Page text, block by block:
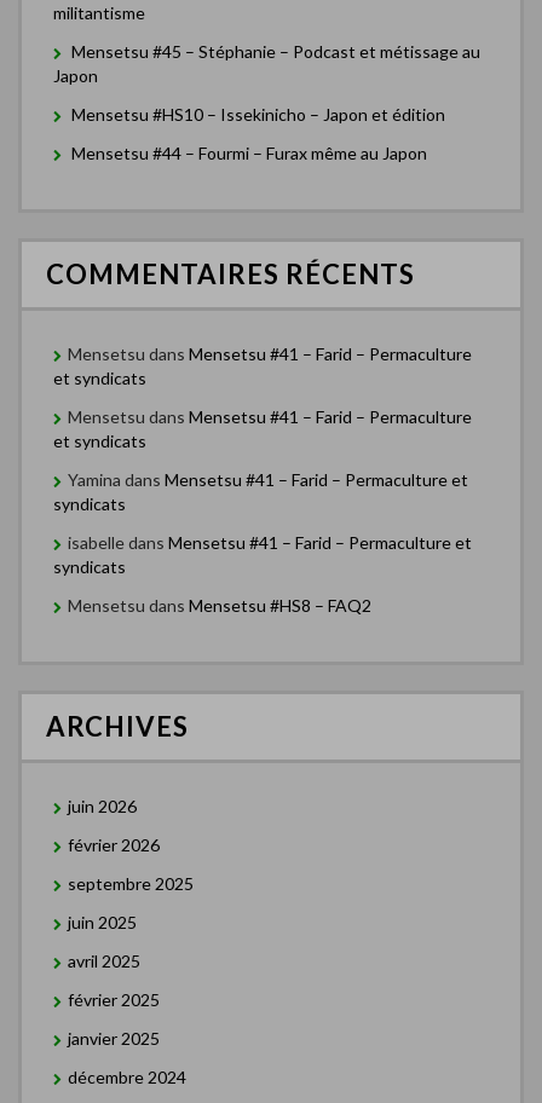
militantisme
Mensetsu #45 – Stéphanie – Podcast et métissage au
Japon
Mensetsu #HS10 – Issekinicho – Japon et édition
Mensetsu #44 – Fourmi – Furax même au Japon
COMMENTAIRES RÉCENTS
Mensetsu dans Mensetsu #41 – Farid – Permaculture
et syndicats
Mensetsu dans Mensetsu #41 – Farid – Permaculture
et syndicats
Yamina dans Mensetsu #41 – Farid – Permaculture et
syndicats
isabelledans Mensetsu #41 – Farid – Permaculture et
syndicats
Mensetsu dans Mensetsu #HS8 – FAQ2
ARCHIVES
juin 2026
février 2026
septembre 2025
juin 2025
avril 2025
février 2025
janvier 2025
décembre 2024